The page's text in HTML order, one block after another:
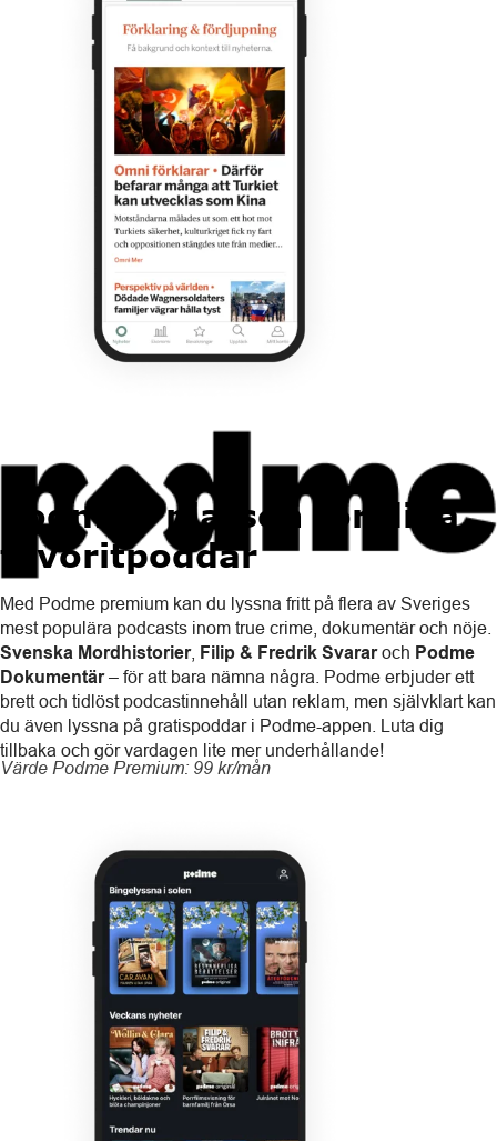
Podme - platsen för dina
favoritpoddar
Med Podme premium kan du lyssna fritt på flera av Sveriges
mest populära podcasts inom true crime, dokumentär och nöje.
Svenska Mordhistorier, Filip & Fredrik Svararoch Podme
Dokumentär– för att bara nämna några. Podme erbjuder ett
brett och tidlöst podcastinnehåll utan reklam, men självklart kan
du även lyssna på gratispoddar i Podme-appen. Luta dig
tillbaka och gör vardagen lite mer underhållande!
Värde Podme Premium: 99 kr/mån